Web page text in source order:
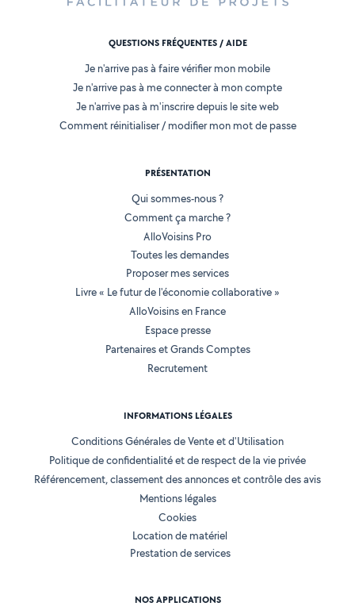
QUESTIONS FRÉQUENTES / AIDE
Je n'arrive pas à faire vérifier mon mobile
Je n'arrive pas à me connecter à mon compte
Je n'arrive pas à m'inscrire depuis le site web
Comment réinitialiser / modifier mon mot de passe
PRÉSENTATION
Qui sommes-nous ?
Comment ça marche ?
AlloVoisins Pro
Toutes les demandes
Proposer mes services
Livre « Le futur de l'économie collaborative »
AlloVoisins en France
Espace presse
Partenaires et Grands Comptes
Recrutement
INFORMATIONS LÉGALES
Conditions Générales de Vente et d'Utilisation
Politique de confidentialité et de respect de la vie privée
Référencement, classement des annonces et contrôle des avis
Mentions légales
Cookies
Location de matériel
Prestation de services
NOS APPLICATIONS